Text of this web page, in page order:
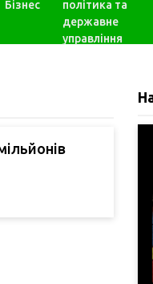
Бізнес
політика та
державне
управління